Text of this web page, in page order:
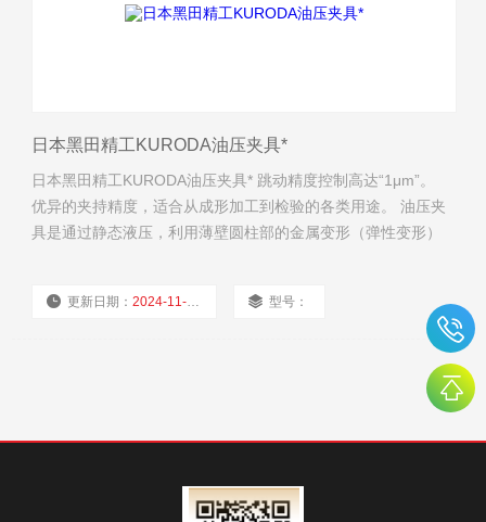
日本黑田精工KURODA油压夹具*
日本黑田精工KURODA油压夹具* 跳动精度控制高达“1μm”。
优异的夹持精度，适合从成形加工到检验的各类用途。 油压夹
具是通过静态液压，利用薄壁圆柱部的金属变形（弹性变形）
更新日期：2024-11-22 型号：